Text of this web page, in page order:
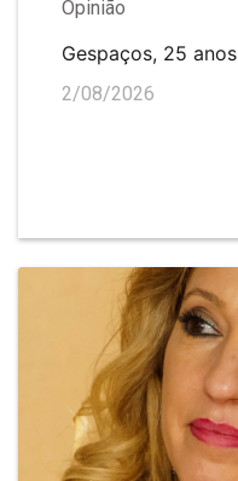
Opinião
Gespaços, 25 anos
2/08/2026